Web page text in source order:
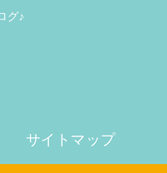
グ♪
サイトマップ